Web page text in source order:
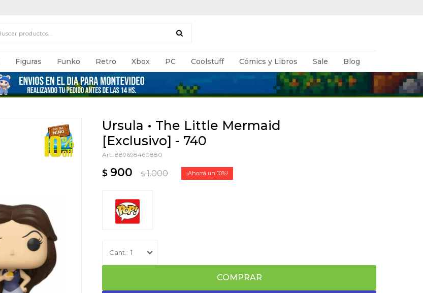
Figuras Funko Retro Xbox PC Coolstuff Cómics y Libros Sale Blog
Ursula • The Little Mermaid
[Exclusivo] - 740
889698460880
$ 900 $ 1.000 10
1
COMPRAR